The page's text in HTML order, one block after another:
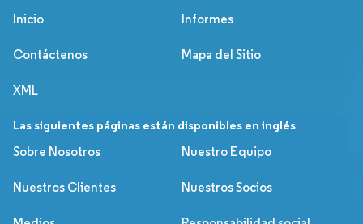
Inicio Informes
Contáctenos Mapa del Sitio
XML
Las siguientes páginas están disponibles en inglés
Sobre Nosotros
Nuestro Equipo
Nuestros Clientes Nuestros Socios